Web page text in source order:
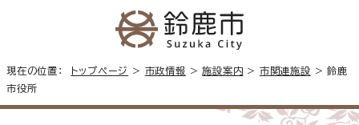
現在の位置： トップページ > 市政情報 >施設案内 > 市関連施設 > 鈴鹿
市役所